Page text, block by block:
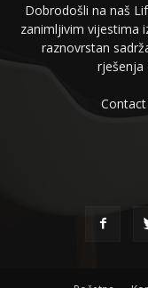
Dobrodošli na naš
zanimljivim vijestima
raznovrstan
rješenja
Contact